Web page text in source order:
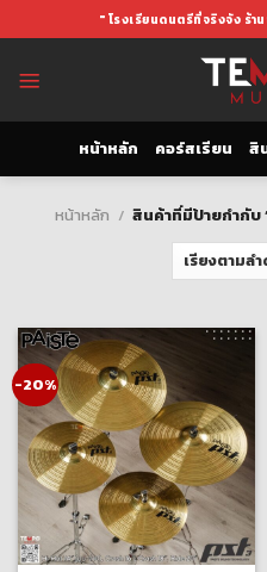
to
" โรงเรียนดนตรีที่จริงจัง ร้า
หน้าหลัก คอร์สเรียน สิ
หน้าหลัก / สินค้าที่มีป้ายกำกับ
-20%